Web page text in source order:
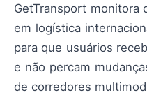
GetTransport monitora
em logística
para que usuários
e não percam
de corredores